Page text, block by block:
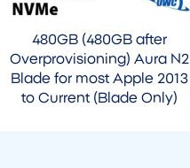
480GB (480GB after
Overprovisioning) Aura N2
Blade for most Apple 2013
to Current (Blade Only)